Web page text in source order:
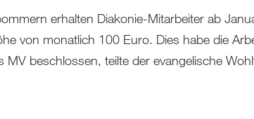
erhalten Diakonie-Mitarbeiter ab
von monatlich 100 Euro. Dies habe die
MV beschlossen, teilte der evangelische